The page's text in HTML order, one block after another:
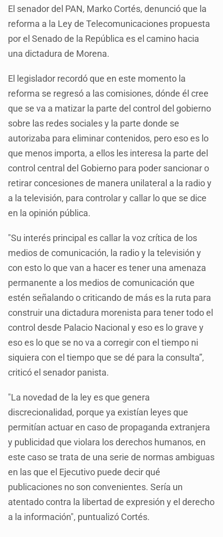
El senador del PAN, Marko Cortés, denunció que la
reforma a la Ley de Telecomunicaciones propuesta
por el Senado de la República es el camino hacia
una dictadura de Morena.
El legislador recordó que en este momento la
reforma se regresó a las comisiones, dónde él cree
que se va a matizar la parte del control del gobierno
sobre las redes sociales y la parte donde se
autorizaba para eliminar contenidos, pero eso es lo
que menos importa, a ellos les interesa la parte del
control central del Gobierno para poder sancionar o
retirar concesiones de manera unilateral a la radio y
a la televisión, para controlar y callar lo que se dice
en la opinión pública.
"Su interés principal es callar la voz crítica de los
medios de comunicación, la radio y la televisión y
con esto lo que van a hacer es tener una amenaza
permanente a los medios de comunicación que
estén señalando o criticando de más es la ruta para
construir una dictadura morenista para tener todo el
control desde Palacio Nacional y eso es lo grave y
eso es lo que se no va a corregir con el tiempo ni
siquiera con el tiempo que se dé para la consulta”,
criticó el senador panista.
"La novedad de la ley es que genera
discrecionalidad, porque ya existían leyes que
permitían actuar en caso de propaganda extranjera
y publicidad que violara los derechos humanos, en
este caso se trata de una serie de normas ambiguas
en las que el Ejecutivo puede decir qué
publicaciones no son convenientes. Sería un
atentado contra la libertad de expresión y el derecho
a la información", puntualizó Cortés.